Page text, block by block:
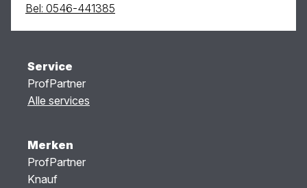
Bel: 0546-441385
Service
ProfPartner
Alle services
Merken
ProfPartner
Knauf